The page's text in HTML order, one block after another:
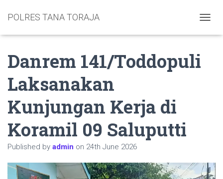
POLRES TANA TORAJA
Danrem 141/Toddopuli
Laksanakan
Kunjungan Kerja di
Koramil 09 Saluputti
Published by admin on 24th June 2026